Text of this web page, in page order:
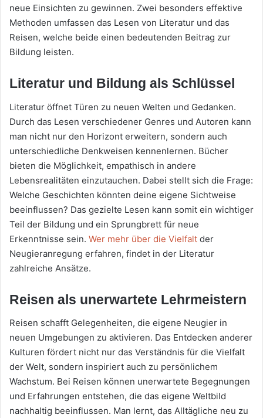
neue Einsichten zu gewinnen. Zwei besonders effektive
Methoden umfassen das Lesen von Literatur und das
Reisen, welche beide einen bedeutenden Beitrag zur
Bildung leisten.
Literatur und Bildung als Schlüssel
Literatur öffnet Türen zu neuen Welten und Gedanken.
Durch das Lesen verschiedener Genres und Autoren kann
man nicht nur den Horizont erweitern, sondern auch
unterschiedliche Denkweisen kennenlernen. Bücher
bieten die Möglichkeit, empathisch in andere
Lebensrealitäten einzutauchen. Dabei stellt sich die Frage:
Welche Geschichten könnten deine eigene Sichtweise
beeinflussen? Das gezielte Lesen kann somit ein wichtiger
Teil der Bildung und ein Sprungbrett für neue
Erkenntnisse sein. Wer mehr über die Vielfalt der
Neugieranregung erfahren, findet in der Literatur
zahlreiche Ansätze.
Reisen als unerwartete Lehrmeistern
Reisen schafft Gelegenheiten, die eigene Neugier in
neuen Umgebungen zu aktivieren. Das Entdecken anderer
Kulturen fördert nicht nur das Verständnis für die Vielfalt
der Welt, sondern inspiriert auch zu persönlichem
Wachstum. Bei Reisen können unerwartete Begegnungen
und Erfahrungen entstehen, die das eigene Weltbild
nachhaltig beeinflussen. Man lernt, das Alltägliche neu zu